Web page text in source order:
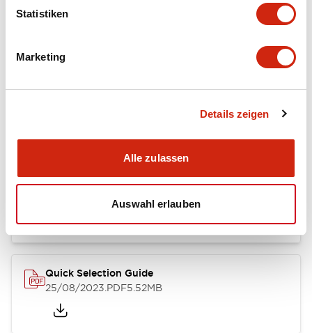
Statistiken
Marketing
Details zeigen
Alle zulassen
Auswahl erlauben
RY Catalog
.PDF 148.84KB
Quick Selection Guide
25/08/2023.PDF5.52MB